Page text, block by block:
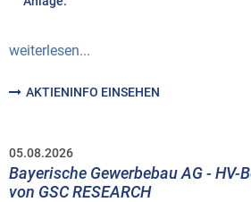
weiterlesen...
AKTIENINFO EINSEHEN
05.08.2026
Bayerische Gewerbebau AG - HV-
von GSC RESEARCH